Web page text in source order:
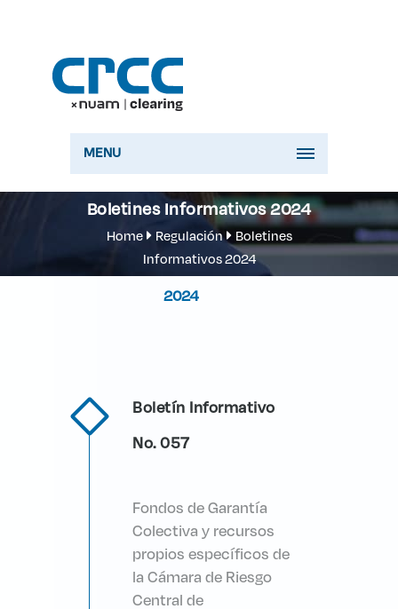
MENU
Boletines Informativos 2024
Home Regulación
Boletines
Informativos 2024
2024
Boletín Informativo
No. 057
Fondos de Garantía
Colectiva y recursos
propios específicos de
la Cámara de Riesgo
Central de